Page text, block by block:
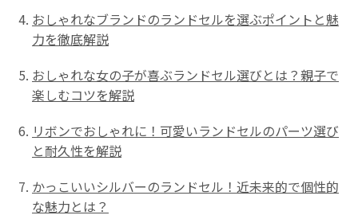
おしゃれなブランドのランドセルを選ぶポイントと魅
力を徹底解説
おしゃれな女の子が喜ぶランドセル選びとは？親子で
楽しむコツを解説
リボンでおしゃれに！可愛いランドセルのパーツ選び
と耐久性を解説
かっこいいシルバーのランドセル！近未来的で個性的
な魅力とは？